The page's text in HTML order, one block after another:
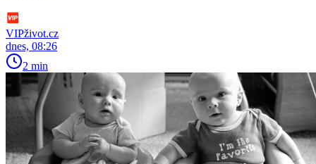
VIPživot.cz
dnes, 08:26
2 min